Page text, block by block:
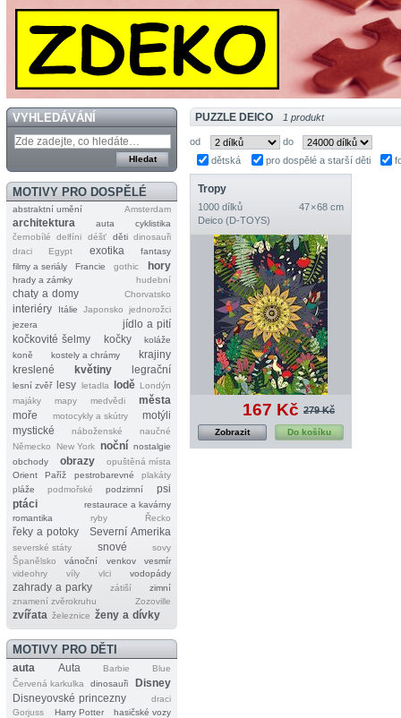
VYHLEDÁVÁNÍ
MOTIVY PRO DOSPĚLÉ
abstraktní umění Amsterdam
architektura auta
cyklistika
černobílé
delfíni déšť děti dinosauři
draci
Egypt exotika
fantasy
filmy a seriály
Francie gothic hory
hrady a zámky hudební
chaty a domy Chorvatsko
interiéry Itálie Japonsko
jednorožci
jezera
jídlo a pití
kočkovité šelmy
kočky
koláže
koně
kostely a chrámy
krajiny
kreslené
květiny legrační
lesní zvěř lesy letadla lodě Londýn
majáky
mapy medvědi
města
moře
motocykly a skútry
motýli
mystické
náboženské
naučné
Německo
New York noční nostalgie
obchody
obrazy
opuštěná místa
Orient
Paříž pestrobarevné
plakáty
pláže
podmořské podzimní
psi
ptáci
restaurace a kavárny
romantika
ryby Řecko
řeky a potoky Severní Amerika
severské státy snové
sovy
Španělsko
vánoční venkov
vesmír
videohry
víly vlci vodopády
zahrady a parky zátiší
zimní
znamení zvěrokruhu
Zozoville
zvířata železnice ženy a dívky
MOTIVY PRO DĚTI
auta Auta Barbie
Blue
Červená karkulka
dinosauři
Disney
Disneyovské princezny
draci
Gorjuss
Harry Potter
hasičské vozy
PUZZLE DEICO 1 produkt
od
do
dětská
pro dospělé a starší děti
Tropy
1000 dílků
47 × 68 cm
Deico (D‐TOYS)
167 Kč 279 Kč
Do košíku
Zobrazit